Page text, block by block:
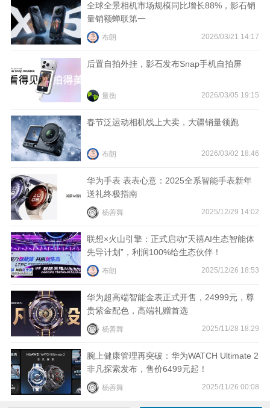
全球全景相机市场规模同比增长88%，影石销
量销额蝉联第一
布朗 2026/03/21 14:17
后置自拍外挂，影石发布Snap手机自拍屏
量衡 2026/03/05 19:15
春节泛运动相机线上大卖，大疆销量领跑
布朗 2026/03/02 18:46
华为手表 表表心意：2025全系智能手表新年
送礼终极指南
杨善舞 2025/12/29 14:02
联想×火山引擎：正式启动“天禧AI生态智能体
先导计划”，利润100%给生态伙伴！
布朗 2025/12/26 18:53
华为超高端智能金表正式开售，24999元，尊
贵紫金配色，高端礼赠首选
杨善舞 2025/11/28 18:29
腕上健康管理再突破：华为WATCH Ultimate 2
非凡探索发布，售价6499元起！
杨善舞 2025/11/26 00:08